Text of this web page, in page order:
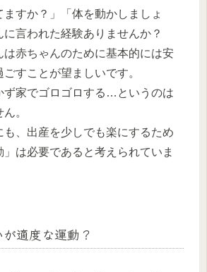
すか？」「体を動かしましょ
に言われた経験ありませんか？
は赤ちゃんのために基本的には安
すことが望ましいです。
ず家でゴロゴロする…というのは
。
も、出産を少しでも楽にするため
は必要であると考えられていま
適度な運動？